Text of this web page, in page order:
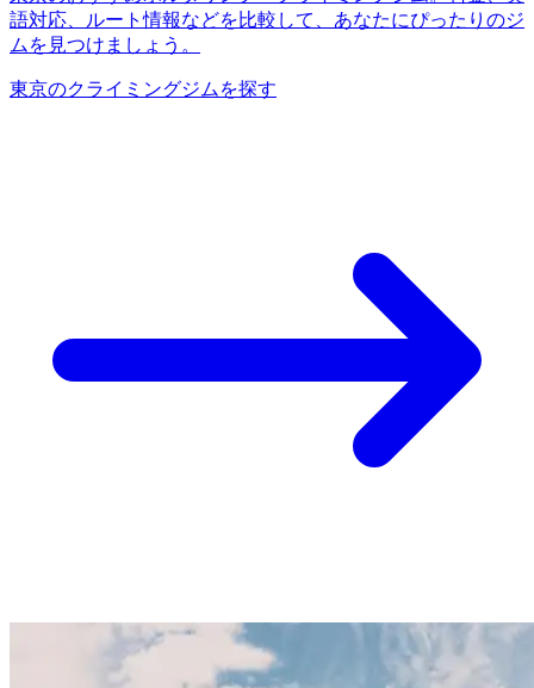
語対応、ルート情報などを比較して、あなたにぴったりのジ
ムを見つけましょう。
東京のクライミングジムを探す